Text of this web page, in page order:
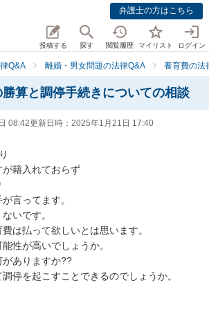
弁護士の方はこちら
投稿する 探す 閲覧履歴 マイリスト ログイン
Q&A 離婚・男女問題の法律Q&A 養育費の法
算と調停手続きについての相談
08:42更新日時： 2025年1月21日 17:40
籍入れておらず
言ってます。
いです。
は払って欲しいとは思います。
性が高いでしょうか。
ありますか??
停を起こすことできるのでしょうか。